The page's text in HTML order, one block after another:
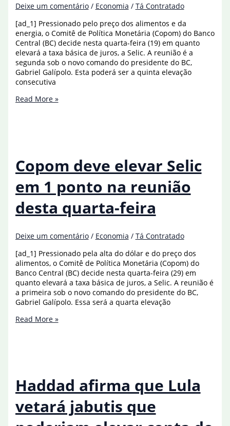
Deixe um comentário / Economia / Tá Contratado
[ad_1] Pressionado pelo preço dos alimentos e da
energia, o Comitê de Política Monetária (Copom) do Banco
Central (BC) decide nesta quarta-feira (19) em quanto
elevará a taxa básica de juros, a Selic. A reunião é a
segunda sob o novo comando do presidente do BC,
Gabriel Galípolo. Esta poderá ser a quinta elevação
consecutiva
Copom
na
reunião
de
hoje
Read More »
Copom deve elevar Selic
em 1 ponto na reunião
desta quarta-feira
Deixe um comentário / Economia / Tá Contratado
[ad_1] Pressionado pela alta do dólar e do preço dos
alimentos, o Comitê de Política Monetária (Copom) do
Banco Central (BC) decide nesta quarta-feira (29) em
quanto elevará a taxa básica de juros, a Selic. A reunião é
a primeira sob o novo comando do presidente do BC,
Gabriel Galípolo. Essa será a quarta elevação
Copom
na
reunião
desta
quarta-
Read More »
Haddad afirma que Lula
vetará jabutis que